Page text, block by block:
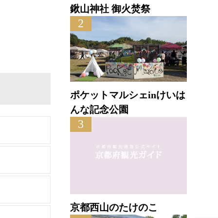
鍬山神社 御火焚祭
2
ポケットマルシェinけいは
んな記念公園
3
京都西山のたけのこ